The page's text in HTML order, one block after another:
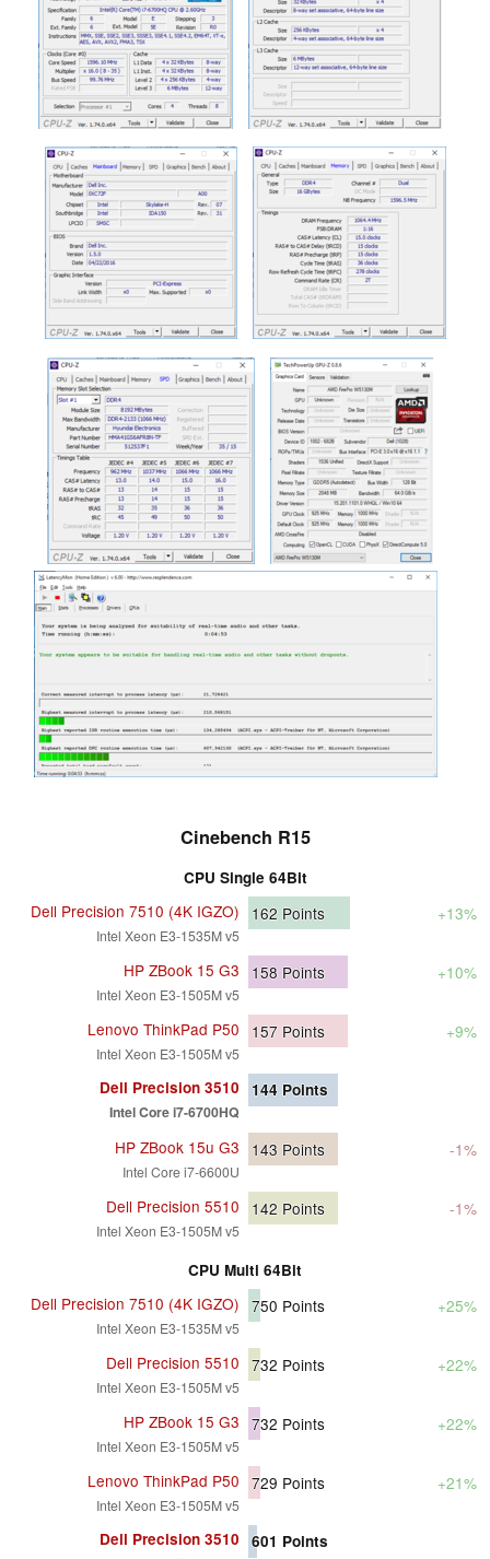
Cinebench R15
CPU Single 64Bit
Dell Precision 7510 (4K IGZO)
Intel Xeon E3-1535M v5
162 Points +13%
HP ZBook 15 G3
Intel Xeon E3-1505M v5
158 Points +10%
Lenovo ThinkPad P50
Intel Xeon E3-1505M v5
157 Points +9%
Dell Precision 3510
Intel Core i7-6700HQ
144 Points
HP ZBook 15u G3
Intel Core i7-6600U
143 Points -1%
Dell Precision 5510
Intel Xeon E3-1505M v5
142 Points -1%
CPU Multi 64Bit
Dell Precision 7510 (4K IGZO)
Intel Xeon E3-1535M v5
750 Points +25%
Dell Precision 5510
Intel Xeon E3-1505M v5
732 Points +22%
HP ZBook 15 G3
Intel Xeon E3-1505M v5
732 Points +22%
Lenovo ThinkPad P50
Intel Xeon E3-1505M v5
729 Points +21%
Dell Precision 3510 601 Points